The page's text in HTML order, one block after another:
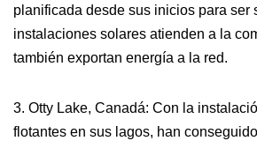
planificada desde sus inicios para ser
instalaciones solares atienden a la
también exportan energía a la red.
3. Otty Lake, Canadá: Con la
flotantes en sus lagos, han